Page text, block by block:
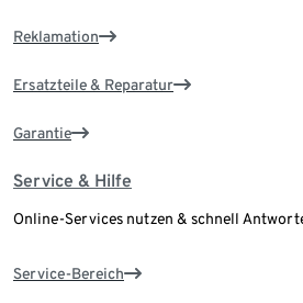
Reklamation
Ersatzteile & Reparatur
Garantie
Service & Hilfe
Online-Services nutzen & schnell
Service-Bereich